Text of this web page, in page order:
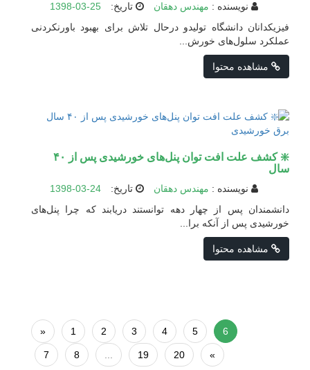
نویسنده : مهندس دهقان تاریخ:
1398-03-25
فیزیکدانان دانشگاه تولیدو در‌حال تلاش برای بهبود باورنکردنی
عملکرد سلول‌های خورش...
مشاهده محتوا
❇️ کشف علت افت توان پنل‌های خورشیدی پس از ۴۰
سال
نویسنده : مهندس دهقان تاریخ:
1398-03-24
دانشمندان پس از چهار دهه توانستند دریابند که چرا پنل‌‌های
خورشیدی پس از آنکه برا...
مشاهده محتوا
« 1 2 3 4 5 6
7 8 19 20 »